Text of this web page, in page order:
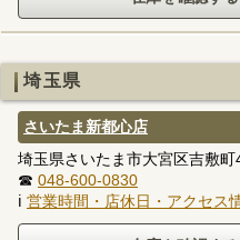
埼玉県
さいたま新都心店
埼玉県さいたま市大宮区吉敷
☎ 048-600-0830
ℹ 営業時間・店休日・アクセス